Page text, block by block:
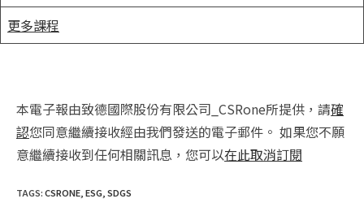
更多課程
本電子報由致德國際股份有限公司_CSRone所提供，請確
認您同意繼續接收經由我們發送的電子郵件。 如果您不願
意繼續接收到任何相關訊息，您可以在此取消訂閱
TAGS:CSRONE ESG SDGS